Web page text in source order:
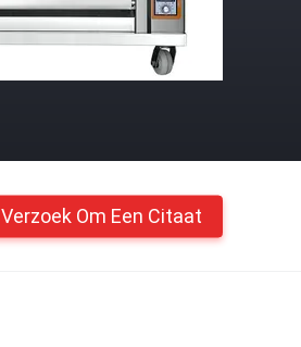
Verzoek Om Een Citaat